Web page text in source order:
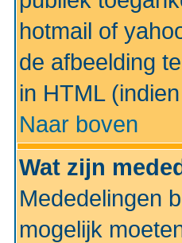
hotmail of
de afbeelding
in HTML
Naar boven
Wat zijn
Mededelingen
mogelijk